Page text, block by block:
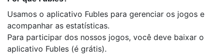
Usamos o aplicativo Fubles para gerenciar os jogos e
acompanhar as estatísticas.
Para participar dos nossos jogos, você deve baixar o
aplicativo Fubles (é grátis).